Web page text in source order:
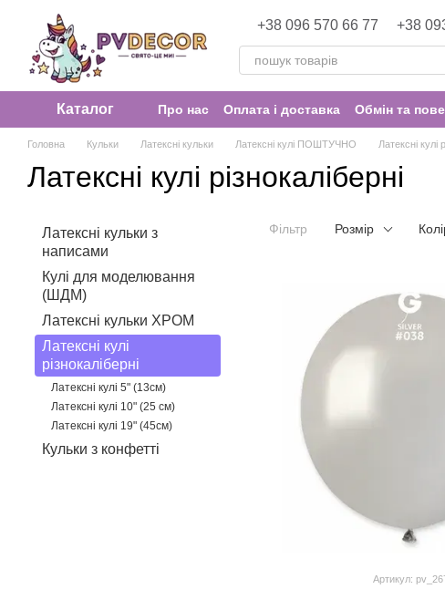
Перейти до основного контенту
+38 096 570 66 77 +38
Каталог Про нас Оплата і доставка Обмін та
Головна Кульки Латексні кульки Латексні кулі ПОШТУЧНО Латексні кулі
Латексні кулі різнокаліберні
Фільтр Розмір
Артикул:
Латексні кульки з
написами
Кулі для моделювання
(ШДМ)
Латексні кульки ХРОМ
Латексні кулі
різнокаліберні
Латексні кулі 5" (13см)
Латексні кулі 10" (25 см)
Латексні кулі 19" (45см)
Кульки з конфетті